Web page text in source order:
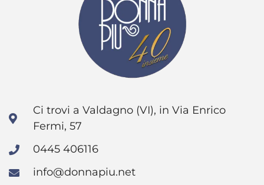
Ci trovi a Valdagno (VI), in Via Enrico
Fermi, 57
0445 406116
info@donnapiu.net